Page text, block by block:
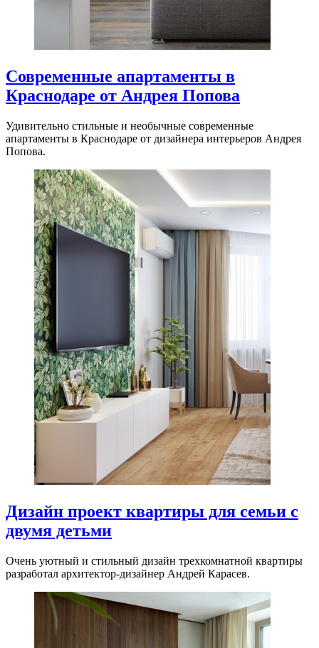
Современные апартаменты в
Краснодаре от Андрея Попова
Удивительно стильные и необычные современные
апартаменты в Краснодаре от дизайнера интерьеров Андрея
Попова.
Дизайн проект квартиры для семьи с
двумя детьми
Очень уютный и стильный дизайн трехкомнатной квартиры
разработал архитектор-дизайнер Андрей Карасев.